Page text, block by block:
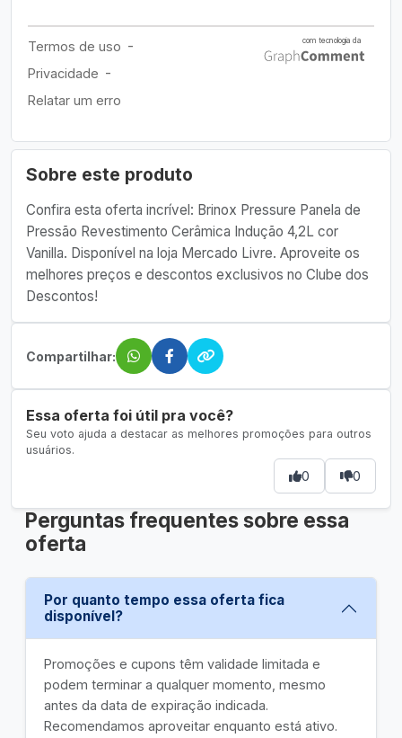
Sobre este produto
Confira esta oferta incrível: Brinox Pressure Panela de
Pressão Revestimento Cerâmica Indução 4,2L cor
Vanilla. Disponível na loja Mercado Livre. Aproveite os
melhores preços e descontos exclusivos no Clube dos
Descontos!
Compartilhar:
Essa oferta foi útil pra você?
Seu voto ajuda a destacar as melhores promoções para outros
usuários.
0 0
Perguntas frequentes sobre essa
oferta
Por quanto tempo essa oferta fica
disponível?
Promoções e cupons têm validade limitada e
podem terminar a qualquer momento, mesmo
antes da data de expiração indicada.
Recomendamos aproveitar enquanto está ativo.